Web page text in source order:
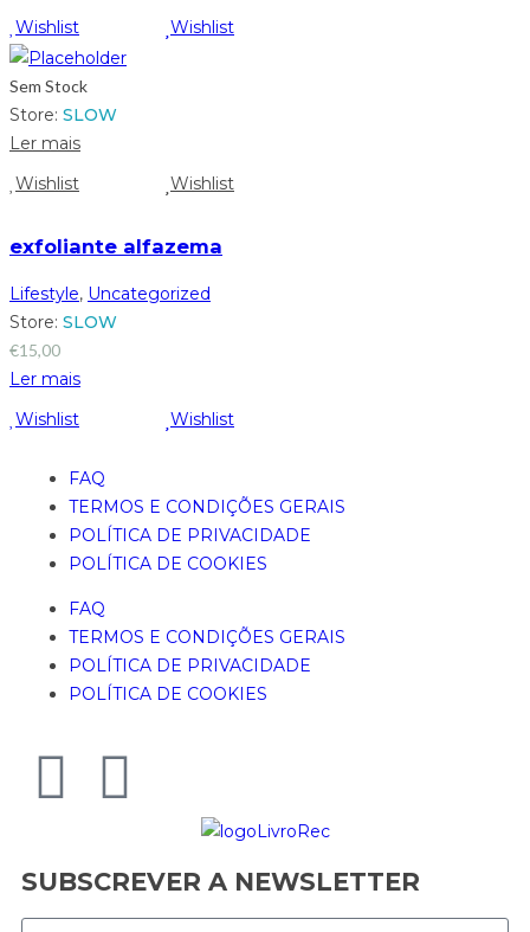
Wishlist
Wishlist
Sem Stock
Store: SLOW
Ler mais
Wishlist
Wishlist
exfoliante alfazema
Lifestyle, Uncategorized
Store: SLOW
€15,00
Ler mais
Wishlist
Wishlist
FAQ
TERMOS E CONDIÇÕES GERAIS
POLÍTICA DE PRIVACIDADE
POLÍTICA DE COOKIES
FAQ
TERMOS E CONDIÇÕES GERAIS
POLÍTICA DE PRIVACIDADE
POLÍTICA DE COOKIES
SUBSCREVER A NEWSLETTER